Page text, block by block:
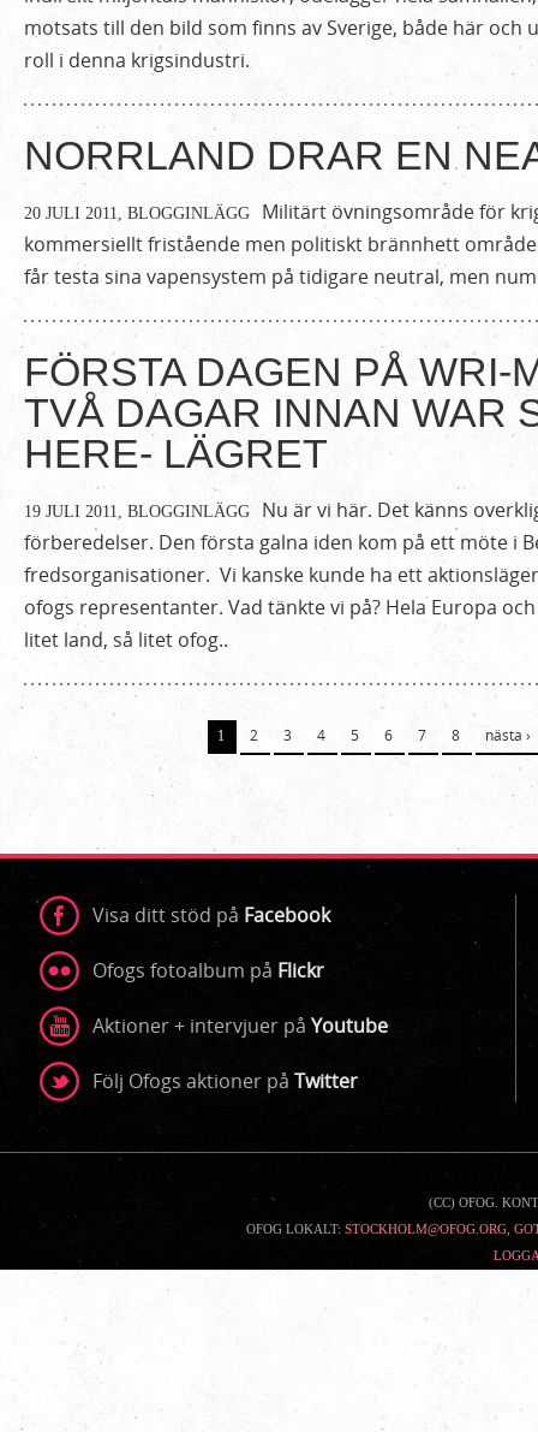
motsats till den bild som finns av Sverige, både här
roll i denna krigsindustri.
NORRLAND DRAR EN
20 JULI 2011, BLOGGINLÄGG
Militärt övningsområde för
kommersiellt fristående men politiskt brännhett
får testa sina vapensystem på tidigare neutral, men
FÖRSTA DAGEN PÅ WRI-
TVÅ DAGAR INNAN WAR
HERE- LÄGRET
19 JULI 2011, BLOGGINLÄGG
Nu är vi här. Det känns
förberedelser. Den första galna iden kom på ett möte i
fredsorganisationer. Vi kanske kunde ha ett
ofogs representanter. Vad tänkte vi på? Hela Europa
litet land, så litet ofog..
1 2 3 4 5 6 7 8 nästa ›
Visa ditt stöd på Facebook
Ofogs fotoalbum på Flickr
Aktioner + intervjuer på Youtube
Följ Ofogs aktioner på Twitter
Kontaktinfo
(CC) OFOG.
OFOG LOKALT:STOCKHOLM@OFOG.ORG ,